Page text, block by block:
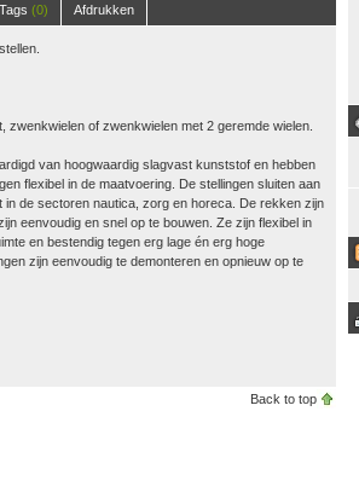
Tags (0) Afdrukken
of zwenkwielen met 2 geremde wielen.
van hoogwaardig slagvast kunststof en hebben
flexibel in de maatvoering. De stellingen sluiten aan
de sectoren nautica, zorg en horeca. De rekken zijn
eenvoudig en snel op te bouwen. Ze zijn flexibel in
en bestendig tegen erg lage én erg hoge
zijn eenvoudig te demonteren en opnieuw op te
Back to top